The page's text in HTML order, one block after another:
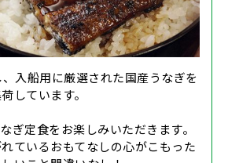
入船用に厳選された国産うなぎを
しています。
ぎ定食をお楽しみいただきます。
ているおもてなしの心がこもった